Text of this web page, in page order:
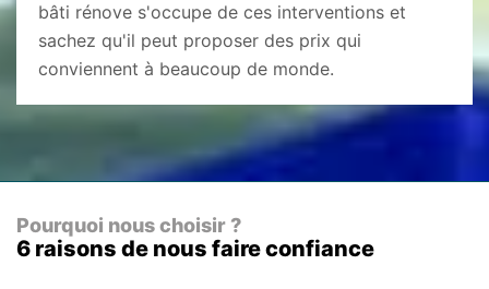
bâti rénove s'occupe de ces interventions et
sachez qu'il peut proposer des prix qui
conviennent à beaucoup de monde.
Pourquoi nous choisir ?
6 raisons de nous faire confiance